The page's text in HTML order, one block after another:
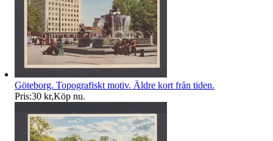
Göteborg. Topografiskt motiv. Äldre kort från tiden.
Pris:30 kr,Köp nu.